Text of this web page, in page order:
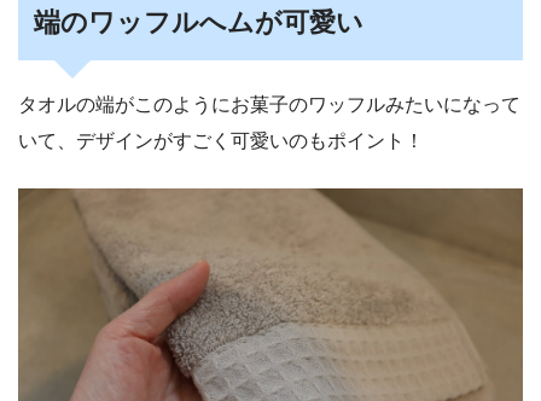
端のワッフルへムが可愛い
タオルの端がこのようにお菓子のワッフルみたいになって
いて、デザインがすごく可愛いのもポイント！